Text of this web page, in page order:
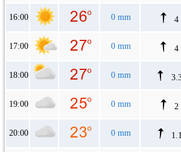
16:00 0 mm 4
17:00 0 mm 4
18:00 0 mm
19:00 0 mm 2
20:00 0 mm